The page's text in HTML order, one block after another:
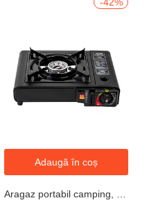
-42%
Adaugă în coș